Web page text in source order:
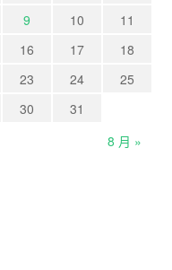
9 10
11
16 17
18
23 24
25
30
31
8 月 »